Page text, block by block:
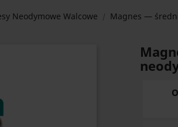
Neodymowe Walcowe Magnes —